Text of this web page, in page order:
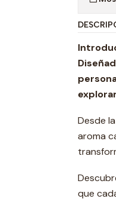
Desde
aroma
que